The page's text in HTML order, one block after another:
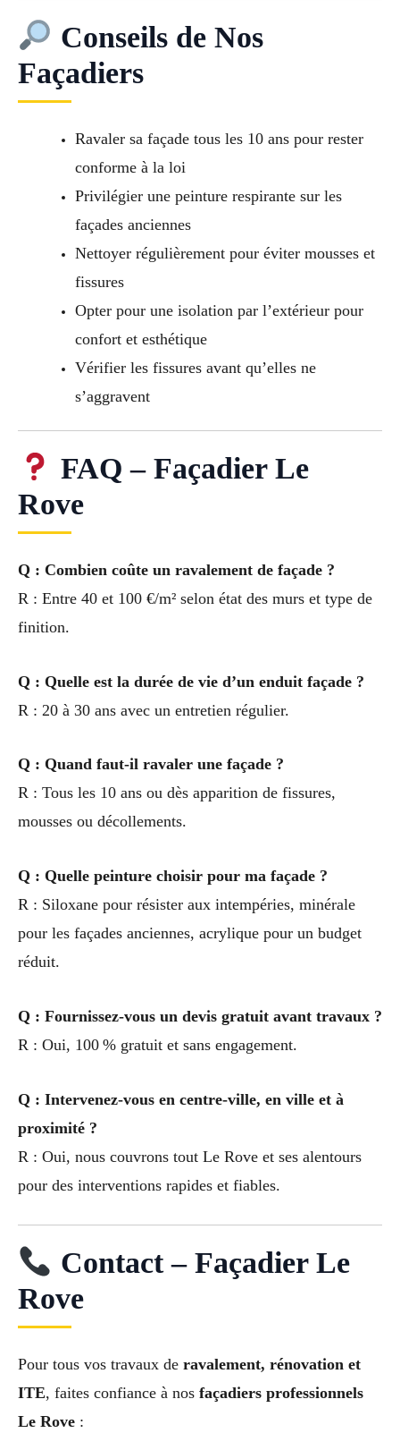
Conseils de Nos
Façadiers
Ravaler sa façade tous les 10 ans pour rester
conforme à la loi
Privilégier une peinture respirante sur les
façades anciennes
Nettoyer régulièrement pour éviter mousses et
fissures
Opter pour une isolation par l’extérieur pour
confort et esthétique
Vérifier les fissures avant qu’elles ne
s’aggravent
FAQ – Façadier Le
Rove
Q : Combien coûte un ravalement de façade ?
R : Entre 40 et 100 €/m² selon état des murs et type de
finition.
Q : Quelle est la durée de vie d’un enduit façade ?
R : 20 à 30 ans avec un entretien régulier.
Q : Quand faut-il ravaler une façade ?
R : Tous les 10 ans ou dès apparition de fissures,
mousses ou décollements.
Q : Quelle peinture choisir pour ma façade ?
R : Siloxane pour résister aux intempéries, minérale
pour les façades anciennes, acrylique pour un budget
réduit.
Q : Fournissez-vous un devis gratuit avant travaux ?
R : Oui, 100 % gratuit et sans engagement.
Q : Intervenez-vous en centre-ville, en ville et à
proximité ?
R : Oui, nous couvrons tout Le Rove et ses alentours
pour des interventions rapides et fiables.
Contact – Façadier Le
Rove
Pour tous vos travaux de ravalement, rénovation et
ITE, faites confiance à nos façadiers professionnels
Le Rove :